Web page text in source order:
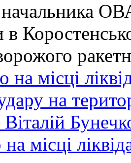
начальника
місці